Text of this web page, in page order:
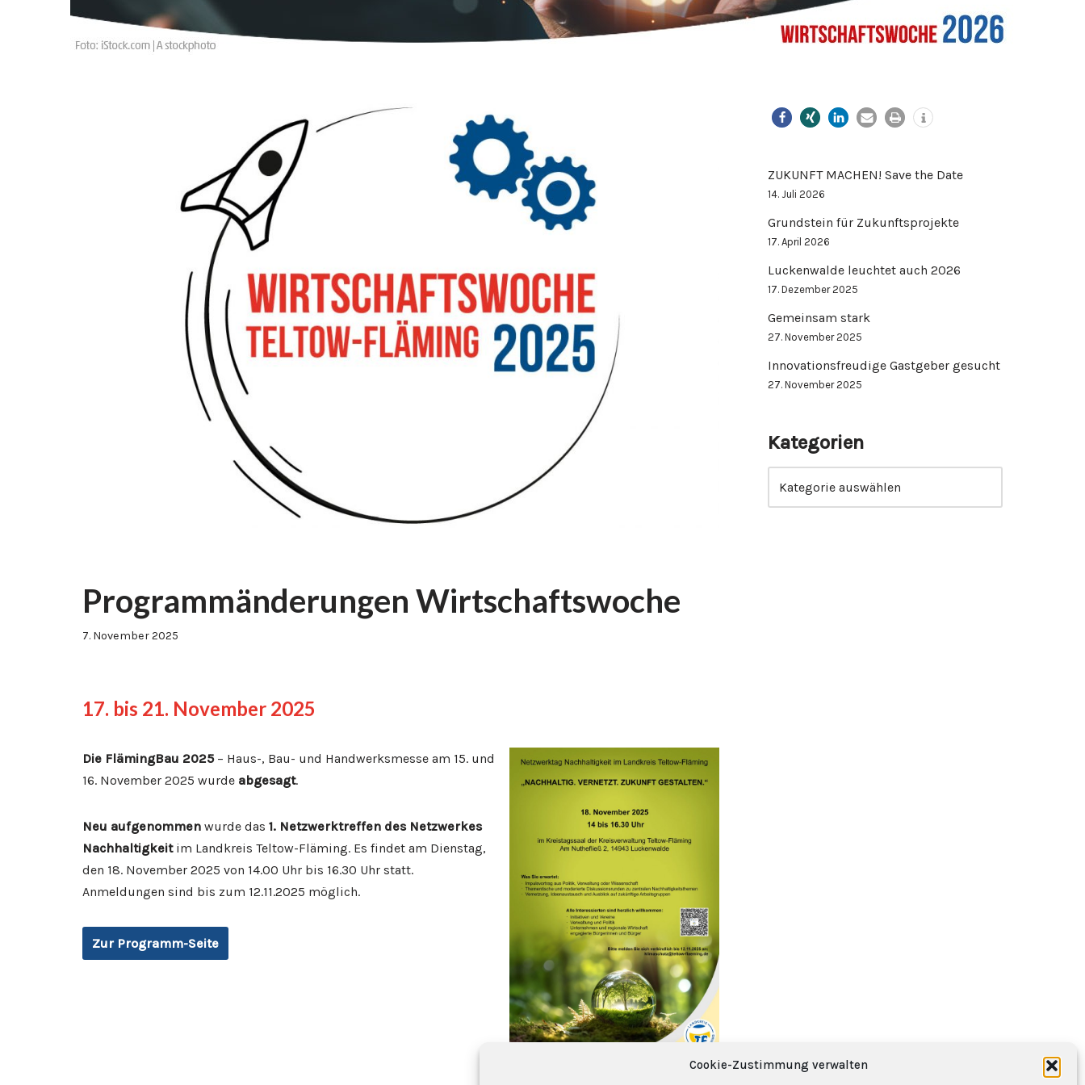
Cookie-Zustimmung verwalten
Programmänderungen Wirtschaftswoche
7. November 2025
17. bis 21. November 2025
Die FlämingBau 2025– Haus-, Bau- und Handwerksmesse am 15. und
16. November 2025 wurde abgesagt.
Neu aufgenommen wurde das 1. Netzwerktreffen des Netzwerkes
Nachhaltigkeitim Landkreis Teltow-Fläming. Es findet am Dienstag,
den 18. November 2025 von 14.00 Uhr bis 16.30 Uhr statt.
Anmeldungen sind bis zum 12.11.2025 möglich.
Zur Programm-Seite
ZUKUNFT MACHEN! Save the Date
14. Juli 2026
Grundstein für Zukunftsprojekte
17. April 2026
Luckenwalde leuchtet auch 2026
17. Dezember 2025
Gemeinsam stark
27. November 2025
Innovationsfreudige Gastgeber gesucht
27. November 2025
Kategorien